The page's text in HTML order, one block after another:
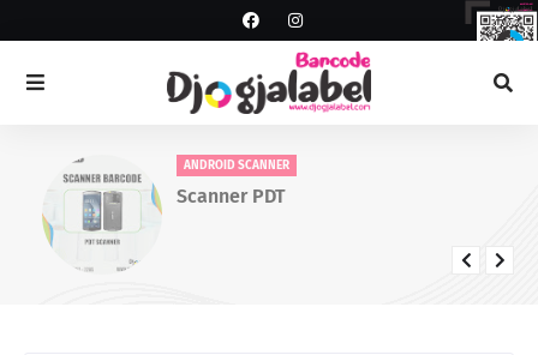
ANDROID SCANNER
Scanner PDT